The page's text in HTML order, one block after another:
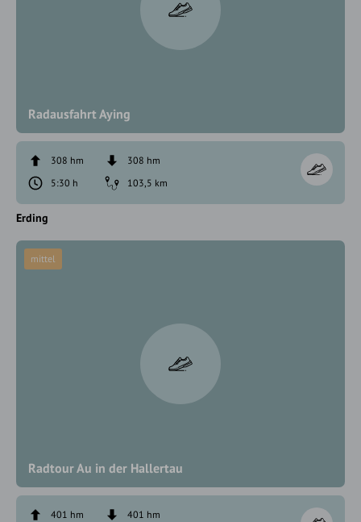
Radausfahrt Aying
308 hm
308 hm
5:30 h
103,5 km
Erding
Radtour Au in der Hallertau
mittel
401 hm
401 hm